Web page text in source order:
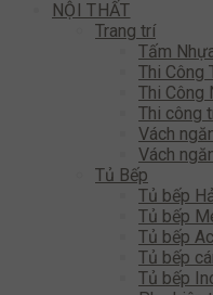
NỘI THẤT
Trang trí
Tấm
Thi Công
Thi Công
Thi công
Vách
Vách
Tủ Bếp
Tủ bếp
Tủ bếp
Tủ bếp
Tủ bếp
Tủ bếp